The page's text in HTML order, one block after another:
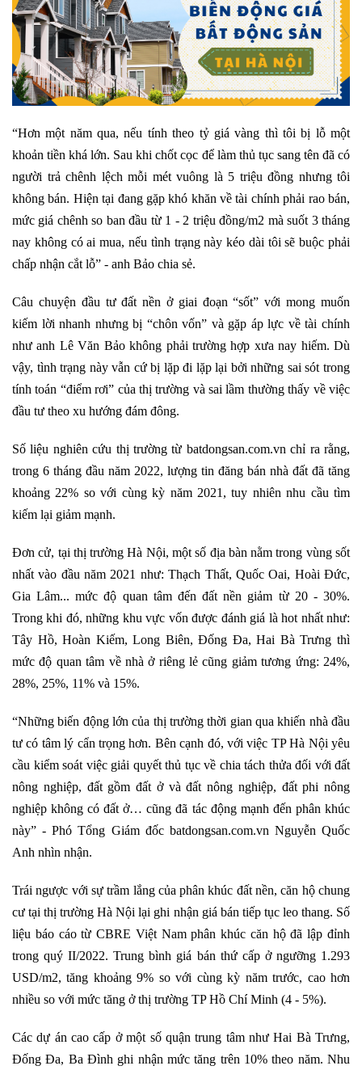
“Hơn một năm qua, nếu tính theo tỷ giá vàng thì tôi bị lỗ một
khoản tiền khá lớn. Sau khi chốt cọc để làm thủ tục sang tên đã có
người trả chênh lệch mỗi mét vuông là 5 triệu đồng nhưng tôi
không bán. Hiện tại đang gặp khó khăn về tài chính phải rao bán,
mức giá chênh so ban đầu từ 1 - 2 triệu đồng/m2 mà suốt 3 tháng
nay không có ai mua, nếu tình trạng này kéo dài tôi sẽ buộc phải
chấp nhận cắt lỗ” - anh Bảo chia sẻ.
Câu chuyện đầu tư đất nền ở giai đoạn “sốt” với mong muốn
kiếm lời nhanh nhưng bị “chôn vốn” và gặp áp lực về tài chính
như anh Lê Văn Bảo không phải trường hợp xưa nay hiếm. Dù
vậy, tình trạng này vẫn cứ bị lặp đi lặp lại bởi những sai sót trong
tính toán “điểm rơi” của thị trường và sai lầm thường thấy về việc
đầu tư theo xu hướng đám đông.
Số liệu nghiên cứu thị trường từ batdongsan.com.vn chỉ ra rằng,
trong 6 tháng đầu năm 2022, lượng tin đăng bán nhà đất đã tăng
khoảng 22% so với cùng kỳ năm 2021, tuy nhiên nhu cầu tìm
kiếm lại giảm mạnh.
Đơn cử, tại thị trường Hà Nội, một số địa bàn nằm trong vùng sốt
nhất vào đầu năm 2021 như: Thạch Thất, Quốc Oai, Hoài Đức,
Gia Lâm... mức độ quan tâm đến đất nền giảm từ 20 - 30%.
Trong khi đó, những khu vực vốn được đánh giá là hot nhất như:
Tây Hồ, Hoàn Kiếm, Long Biên, Đống Đa, Hai Bà Trưng thì
mức độ quan tâm về nhà ở riêng lẻ cũng giảm tương ứng: 24%,
28%, 25%, 11% và 15%.
“Những biến động lớn của thị trường thời gian qua khiến nhà đầu
tư có tâm lý cẩn trọng hơn. Bên cạnh đó, với việc TP Hà Nội yêu
cầu kiểm soát việc giải quyết thủ tục về chia tách thửa đối với đất
nông nghiệp, đất gồm đất ở và đất nông nghiệp, đất phi nông
nghiệp không có đất ở… cũng đã tác động mạnh đến phân khúc
này” - Phó Tổng Giám đốc batdongsan.com.vn Nguyễn Quốc
Anh nhìn nhận.
Trái ngược với sự trầm lắng của phân khúc đất nền, căn hộ chung
cư tại thị trường Hà Nội lại ghi nhận giá bán tiếp tục leo thang. Số
liệu báo cáo từ CBRE Việt Nam phân khúc căn hộ đã lập đỉnh
trong quý II/2022. Trung bình giá bán thứ cấp ở ngưỡng 1.293
USD/m2, tăng khoảng 9% so với cùng kỳ năm trước, cao hơn
nhiều so với mức tăng ở thị trường TP Hồ Chí Minh (4 - 5%).
Các dự án cao cấp ở một số quận trung tâm như Hai Bà Trưng,
Đống Đa, Ba Đình ghi nhận mức tăng trên 10% theo năm. Nhu